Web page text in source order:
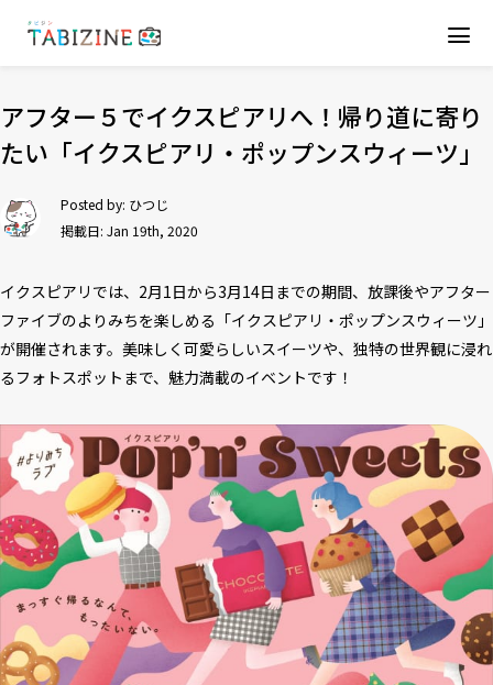
アフター５でイクスピアリへ！帰り道に寄り
たい「イクスピアリ・ポップンスウィーツ」
Posted by: ひつじ
掲載日: Jan 19th, 2020
イクスピアリでは、2月1日から3月14日までの期間、放課後やアフター
ファイブのよりみちを楽しめる「イクスピアリ・ポップンスウィーツ」
が開催されます。美味しく可愛らしいスイーツや、独特の世界観に浸れ
るフォトスポットまで、魅力満載のイベントです！